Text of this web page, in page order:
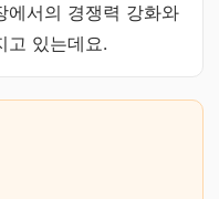
에서의 경쟁력 강화와
고 있는데요.